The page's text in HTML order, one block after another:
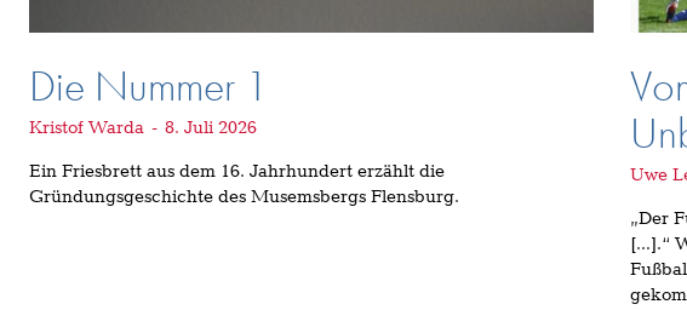
Die Nummer 1
Kristof Warda - 8. Juli 2026
Ein Friesbrett aus dem 16. Jahrhundert erzählt die
Gründungsgeschichte des Musemsbergs Flensburg.
Uwe
„Der
[…].“